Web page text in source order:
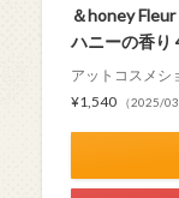
＆honey
ハニーの香り
アットコスメシ
¥1,540
（2025/